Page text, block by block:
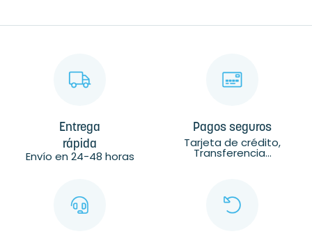
Entrega
rápida
Envío en 24-48 horas
Pagos seguros
Tarjeta de crédito,
Transferencia...